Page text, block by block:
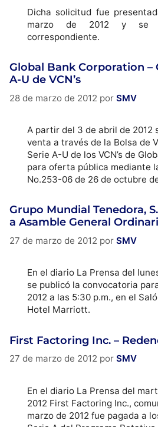
Dicha solicitud fue
marzo de 2012 y se
correspondiente.
Global Bank Corporation –
A-U de VCN’s
28 de marzo de 2012 por SMV
A partir del 3 de abril de 2012
venta a través de la Bolsa de
Serie A-U de los VCN’s de
para oferta pública mediante
No.253-06 de 26 de octubre
Grupo Mundial Tenedora,
a Asamble General
27 de marzo de 2012 por SMV
En el diario La Prensa del
se publicó la convocatoria
2012 a las 5:30 p.m., en el
Hotel Marriott.
First Factoring Inc. –
27 de marzo de 2012 por SMV
En el diario La Prensa del
2012 First Factoring Inc.,
marzo de 2012 fue pagada a